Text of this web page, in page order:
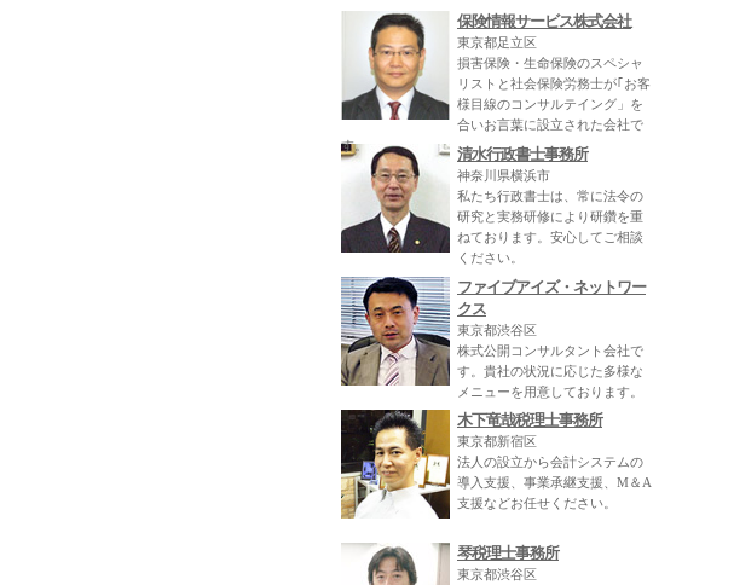
保険情報サービス株式会社
東京都足立区
損害保険・生命保険のスペシャ
リストと社会保険労務士が｢お客
様目線のコンサルテイング」を
合いお言葉に設立された会社で
す。
清水行政書士事務所
神奈川県横浜市
私たち行政書士は、常に法令の
研究と実務研修により研鑽を重
ねております。安心してご相談
ください。
ファイブアイズ・ネットワー
クス
東京都渋谷区
株式公開コンサルタント会社で
す。貴社の状況に応じた多様な
メニューを用意しております。
木下竜哉税理士事務所
東京都新宿区
法人の設立から会計システムの
導入支援、事業承継支援、M＆A
支援などお任せください。
琴税理士事務所
東京都渋谷区